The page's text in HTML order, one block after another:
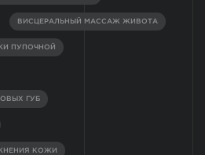
ВИСЦЕРАЛЬНЫЙ МАССАЖ ЖИВОТА
ПУПОЧНОЙ
ГУБ
КОЖИ